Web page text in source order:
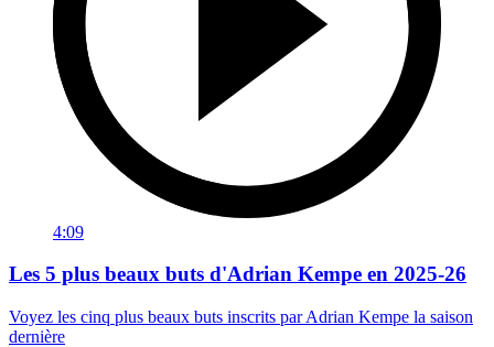
4:09
Les 5 plus beaux buts d'Adrian Kempe en 2025-26
Voyez les cinq plus beaux buts inscrits par Adrian Kempe la saison
dernière